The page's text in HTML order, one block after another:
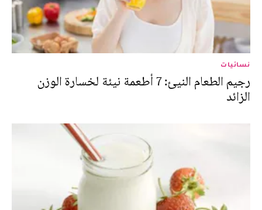
نسائيات
رجيم الطعام النيئ: 7 أطعمة نيئة لخسارة الوزن
الزائد